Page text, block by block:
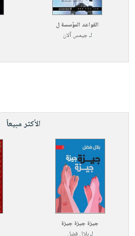
القواعد المؤسسة ل
لـجيمس آلان
الأكثر مبيعاً
جيزة جيزة جيزة